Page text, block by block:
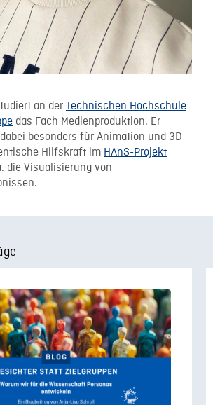
an der Technischen Hochschule
das Fach Medienproduktion. Er
besonders für Animation und 3D-
Hilfskraft im HAnS-Projekt
die Visualisierung von